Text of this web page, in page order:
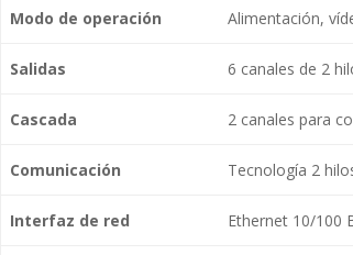
Modo de operación Alimentación,
Salidas 6 canales de 2
Cascada 2 canales para
Comunicación Tecnología 2
Interfaz de red Ethernet 10/100